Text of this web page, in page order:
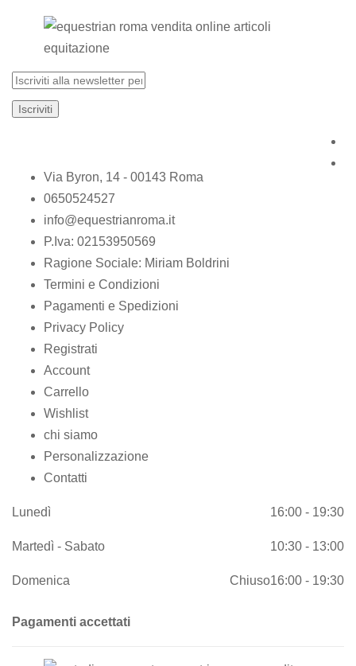
Via Byron, 14 - 00143 Roma
0650524527
info@equestrianroma.it
P.Iva: 02153950569
Ragione Sociale: Miriam Boldrini
Termini e Condizioni
Pagamenti e Spedizioni
Privacy Policy
Registrati
Account
Carrello
Wishlist
chi siamo
Personalizzazione
Contatti
Lunedì 16:00 - 19:30
Martedì - Sabato 10:30 - 13:00
16:00 - 19:30
Domenica Chiuso
Pagamenti accettati